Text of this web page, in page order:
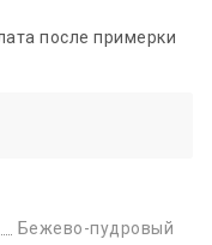
после примерки
Бежево-пудровый